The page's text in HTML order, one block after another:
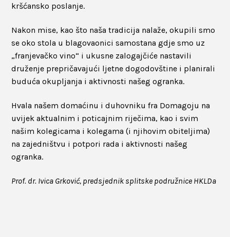
kršćansko poslanje.
Nakon mise, kao što naša tradicija nalaže, okupili smo
se oko stola u blagovaonici samostana gdje smo uz
„franjevačko vino“ i ukusne zalogajčiće nastavili
druženje prepričavajući ljetne dogodovštine i planirali
buduća okupljanja i aktivnosti našeg ogranka.
Hvala našem domaćinu i duhovniku fra Domagoju na
uvijek aktualnim i poticajnim riječima, kao i svim
našim kolegicama i kolegama (i njihovim obiteljima)
na zajedništvu i potpori rada i aktivnosti našeg
ogranka.
Prof. dr. Ivica Grković, predsjednik splitske podružnice HKLDa